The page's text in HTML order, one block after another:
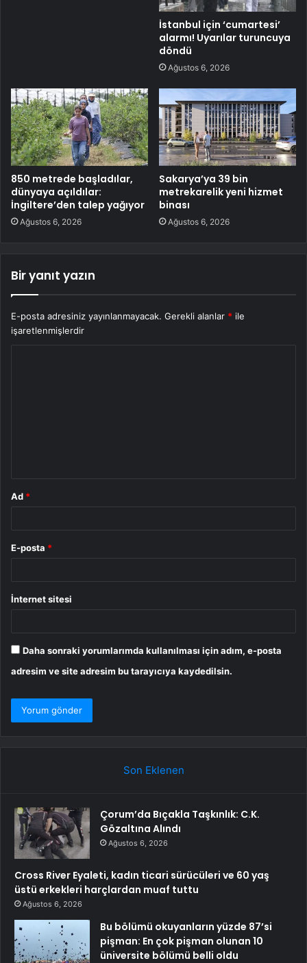
İstanbul için ‘cumartesi’
alarmı! Uyarılar turuncuya
döndü
Ağustos 6, 2026
850 metrede başladılar,
dünyaya açıldılar:
İngiltere’den talep yağıyor
Ağustos 6, 2026
Sakarya’ya 39 bin
metrekarelik yeni hizmet
binası
Ağustos 6, 2026
Bir yanıt yazın
E-posta adresiniz yayınlanmayacak. Gerekli alanlar * ile
işaretlenmişlerdir
Ad *
E-posta *
İnternet sitesi
Daha sonraki yorumlarımda kullanılması için adım, e-posta
adresim ve site adresim bu tarayıcıya kaydedilsin.
Son Eklenen
Çorum’da Bıçakla Taşkınlık: C.K.
Gözaltına Alındı
Ağustos 6, 2026
Cross River Eyaleti, kadın ticari sürücüleri ve 60 yaş
üstü erkekleri harçlardan muaf tuttu
Ağustos 6, 2026
Bu bölümü okuyanların yüzde 87’si
pişman: En çok pişman olunan 10
üniversite bölümü belli oldu